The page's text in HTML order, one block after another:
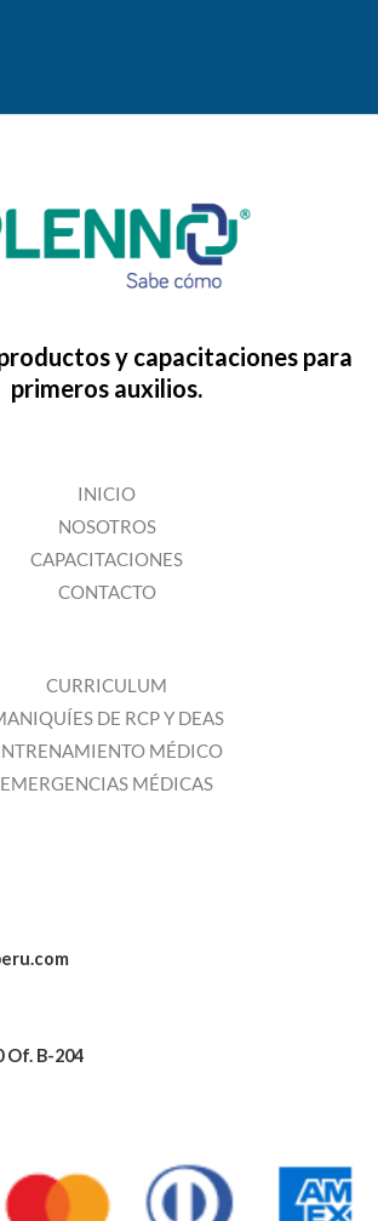
y capacitaciones para
primeros auxilios.
INICIO
NOSOTROS
CAPACITACIONES
CONTACTO
CURRICULUM
DE RCP Y DEAS
MÉDICO
EMERGENCIAS MÉDICAS
Of. B-204